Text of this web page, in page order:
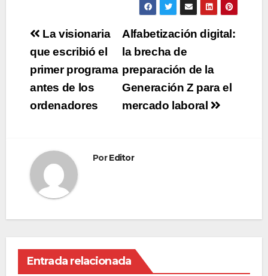
Navegación
de
entradas
Alfabetización digital:
la brecha de
preparación de la
Generación Z para el
mercado laboral
La visionaria
que escribió el
primer programa
antes de los
ordenadores
PorEditor
Entrada relacionada